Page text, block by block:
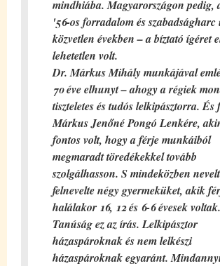
mindhiába. Magyarországon pedig,
'56-os forradalom és
közvetlen években – a bíztató ígéret
lehetetlen volt.
Dr. Márkus Mihálymunkájával
70 éve elhunyt – ahogy a régiek
tiszteletes és tudós lelkipásztorra. És
Márkus Jenőné Pongó Lenkére,
fontos volt, hogy a férje munkáiból
megmaradt töredékekkel tovább
szolgálhasson. S mindeközben
felnevelte négy gyermeküket, akik
halálakor 16, 12 és 6-6 évesek voltak.
Tanúság ez az írás. Lelkipásztor
házaspároknak és nem lelkészi
házaspároknak egyaránt.